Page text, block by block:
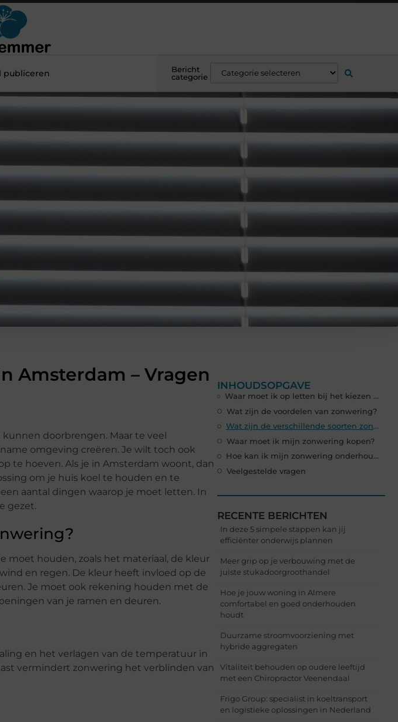
publiceren
Bericht
categorie
Amsterdam – Vragen
doorbrengen. Maar te veel
omgeving creëren. Je wilt toch ook
te hoeven. Als je in Amsterdam woont, dan
om je huis koel te houden en te
aantal dingen waarop je moet letten. In
gezet.
moet houden, zoals het materiaal, de kleur
en regen. De kleur heeft invloed op de
Je moet ook rekening houden met de
van je ramen en deuren.
en het verlagen van de temperatuur in
vermindert zonwering het verblinden van
INHOUDSOPGAVE
Waar moet ik op letten bij het kiezen van een zonwering?
Wat zijn de voordelen van zonwering?
Wat zijn de verschillende soorten zonwering?
Waar moet ik mijn zonwering kopen?
Hoe kan ik mijn zonwering onderhouden?
Veelgestelde vragen
RECENTE BERICHTEN
In deze 5 simpele stappen kan jij
efficiënter onderwijs plannen
Meer grip op je verbouwing met de
juiste stukadoorgroothandel
Hoe je jouw woning in Almere
comfortabel en goed onderhouden
houdt
Duurzame stroomvoorziening met
hybride aggregaten
Vitaliteit behouden op oudere leeftijd
met een Chiropractor Veenendaal
Frigo Group: specialist in koeltransport
en logistieke oplossingen in Nederland